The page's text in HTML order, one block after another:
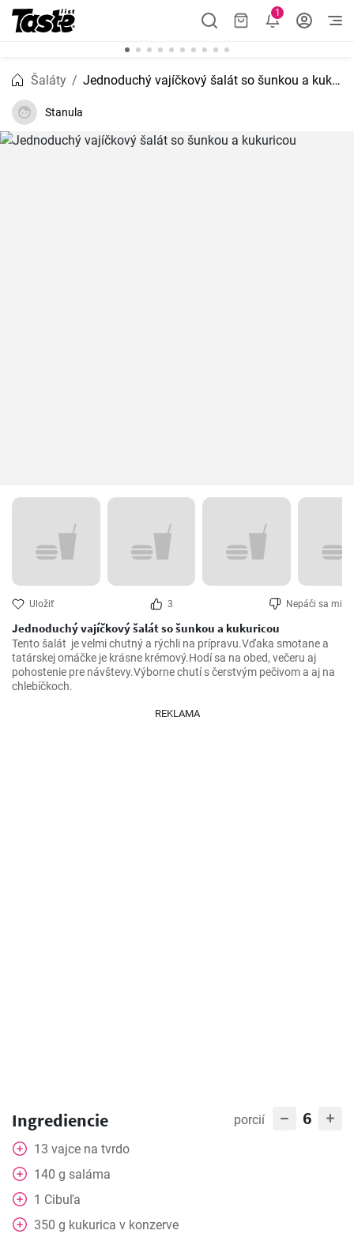
1
Šaláty Jednoduchý vajíčkový šalát so šunkou a kukuricou
Stanula
Uložiť 3 Nepáči sa mi
Jednoduchý vajíčkový šalát so šunkou a kukuricou
Tento šalát  je velmi chutný a rýchli na prípravu.Vďaka smotane a
tatárskej omáčke je krásne krémový.Hodí sa na obed, večeru aj
pohostenie pre návštevy.Výborne chutí s čerstvým pečivom a aj na
chlebíčkoch.
REKLAMA
Ingrediencie porcií 6
13 vajce na tvrdo
140 g saláma
1 Cibuľa
350 g kukurica v konzerve